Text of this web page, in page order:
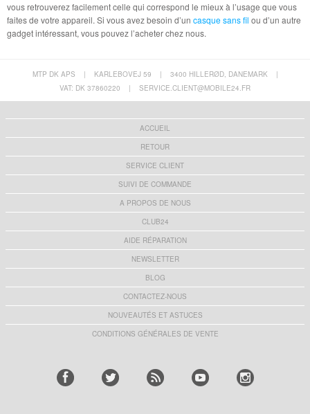
vous retrouverez facilement celle qui correspond le mieux à l’usage que vous
faites de votre appareil. Si vous avez besoin d’un casque sans fil ou d’un autre
gadget intéressant, vous pouvez l’acheter chez nous.
MTP DK APS | KARLEBOVEJ 59 | 3400 HILLERØD, DANEMARK
|
VAT: DK 37860220
| SERVICE.CLIENT@MOBILE24.FR
ACCUEIL
RETOUR
SERVICE CLIENT
SUIVI DE COMMANDE
A PROPOS DE NOUS
CLUB24
AIDE RÉPARATION
NEWSLETTER
BLOG
CONTACTEZ-NOUS
NOUVEAUTÉS ET ASTUCES
CONDITIONS GÉNÉRALES DE VENTE